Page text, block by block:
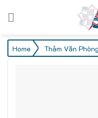
Home / Thảm Văn Phòng